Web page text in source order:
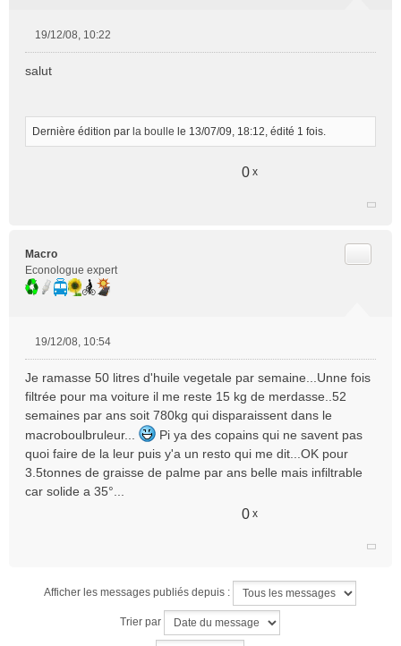
s
g
e
19/12/08, 10:22
salut
Dernière édition par la boulle le 13/07/09, 18:12, édité 1 fois.
0 x
Macro
Econologue expert
s
s
a
g
e
n
n
19/12/08, 10:54
Je ramasse 50 litres d'huile vegetale par semaine...Unne fois
filtrée pour ma voiture il me reste 15 kg de merdasse..52
semaines par ans soit 780kg qui disparaissent dans le
macroboulbruleur...
Pi ya des copains qui ne savent pas
quoi faire de la leur puis y'a un resto qui me dit...OK pour
3.5tonnes de graisse de palme par ans belle mais infiltrable
car solide a 35°...
0 x
Afficher les messages publiés depuis :
Trier par